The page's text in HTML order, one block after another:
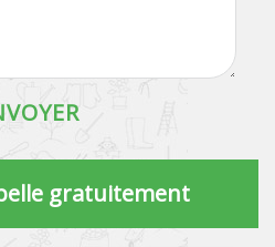
gratuitement